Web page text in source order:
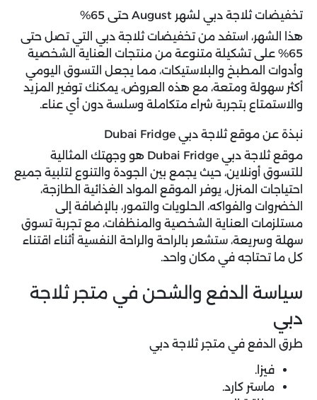
تخفيضات ثلاجة دبي لشهر August حتى 65%
هذا الشهر، استفد من تخفيضات ثلاجة دبي التي تصل حتى
65% على تشكيلة متنوعة من منتجات العناية الشخصية
وأدوات المطبخ والبلاستيكات، مما يجعل التسوق اليومي
أكثر سهولة ومتعة، مع هذه العروض، يمكنك توفير المزيد
والاستمتاع بتجربة شراء متكاملة وسلسة دون أي عناء.
نبذة عن موقع ثلاجة دبي Dubai Fridge
موقع ثلاجة دبي Dubai Fridge هو وجهتك المثالية
للتسوق أونلاين، حيث يجمع بين الجودة والتنوع لتلبية جميع
احتياجات المنزل، يوفر الموقع المواد الغذائية الطازجة،
الخضروات والفواكه، الحلويات والتمور، بالإضافة إلى
مستلزمات العناية الشخصية والمنظفات، مع تجربة تسوق
سهلة وسريعة، ستشعر بالراحة والراحة النفسية أثناء اقتناء
كل ما تحتاجه في مكان واحد.
سياسة الدفع والشحن في متجر ثلاجة
دبي
طرق الدفع في متجر ثلاجة دبي
فيزا.
ماستر كارد.